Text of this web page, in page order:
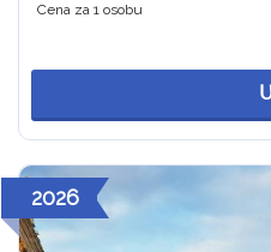
Cena za 1 osobu
2026